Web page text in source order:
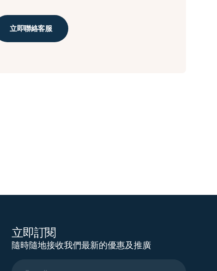
立即聯絡客服
立即訂閱
隨時隨地接收我們最新的優惠及推廣